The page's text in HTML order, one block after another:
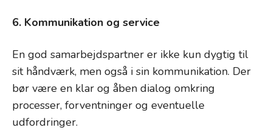
6. Kommunikation og service
En god samarbejdspartner er ikke kun dygtig til
sit håndværk, men også i sin kommunikation. Der
bør være en klar og åben dialog omkring
processer, forventninger og eventuelle
udfordringer.